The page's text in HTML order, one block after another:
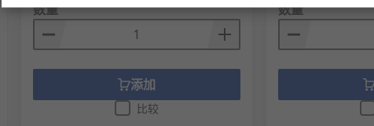
数量
添加
比较
数量